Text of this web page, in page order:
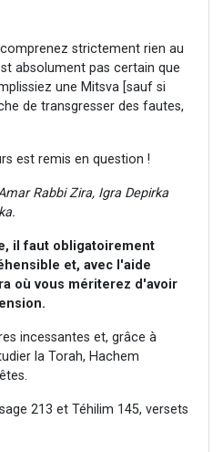
strictement rien au
absolument pas certain que
une Mitsva [sauf si
de transgresser des fautes,
est remis en question !
Rabbi Zira, Igra Depirka
il faut obligatoirement
et, avec l'aide
où vous mériterez d'avoir
incessantes et, grâce à
la Torah, Hachem
213 et Téhilim 145, versets